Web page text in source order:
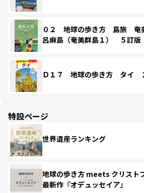
０２ 地球の歩き方 島旅
呂麻島（奄美群島１） ５訂版
Ｄ１７ 地球の歩き方 タイ
特設ページ
世界遺産ランキング
地球の歩き方 meets クリスト
最新作『オデュッセイア』